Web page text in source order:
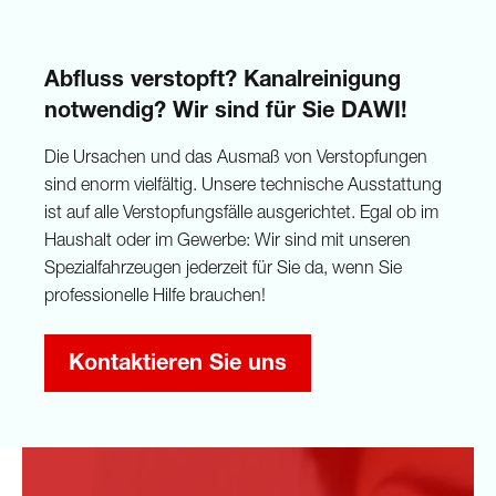
Abfluss verstopft? Kanalreinigung
notwendig? Wir sind für Sie DAWI!
Die Ursachen und das Ausmaß von Verstopfungen
sind enorm vielfältig. Unsere technische Ausstattung
ist auf alle Verstopfungsfälle ausgerichtet. Egal ob im
Haushalt oder im Gewerbe: Wir sind mit unseren
Spezialfahrzeugen jederzeit für Sie da, wenn Sie
professionelle Hilfe brauchen!
Kontaktieren Sie uns